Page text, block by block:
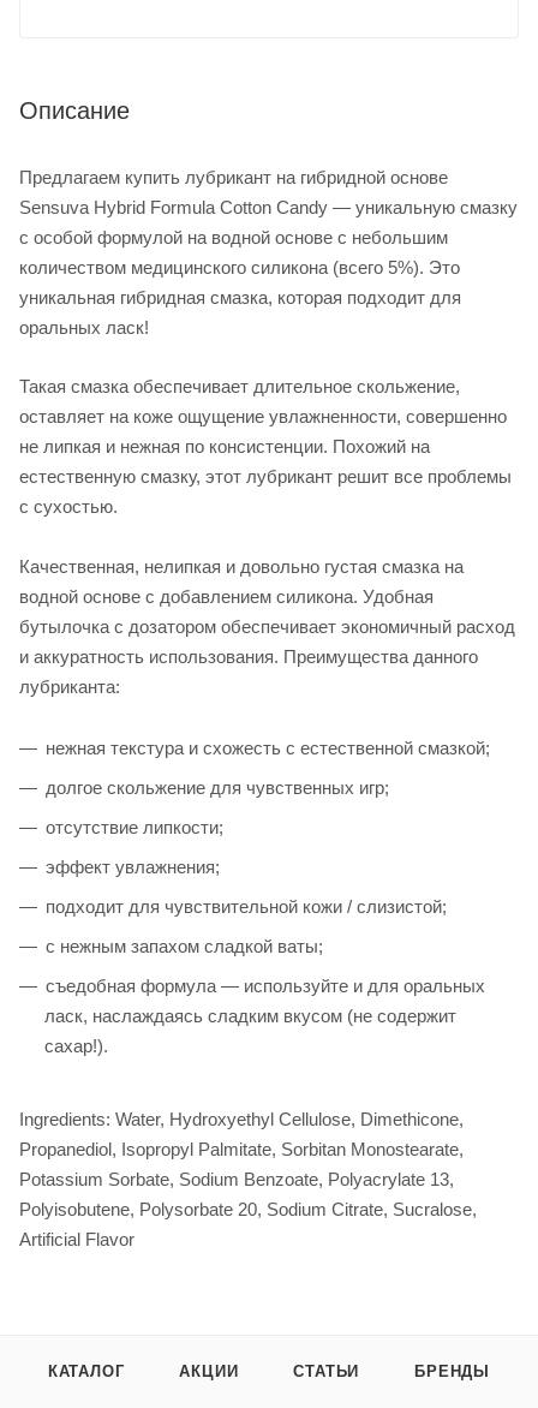
Описание
Предлагаем купить лубрикант на гибридной основе
Sensuva Hybrid Formula Cotton Candy — уникальную смазку
с особой формулой на водной основе с небольшим
количеством медицинского силикона (всего 5%). Это
уникальная гибридная смазка, которая подходит для
оральных ласк!
Такая смазка обеспечивает длительное скольжение,
оставляет на коже ощущение увлажненности, совершенно
не липкая и нежная по консистенции. Похожий на
естественную смазку, этот лубрикант решит все проблемы
с сухостью.
Качественная, нелипкая и довольно густая смазка на
водной основе с добавлением силикона. Удобная
бутылочка с дозатором обеспечивает экономичный расход
и аккуратность использования. Преимущества данного
лубриканта:
нежная текстура и схожесть с естественной смазкой;
долгое скольжение для чувственных игр;
отсутствие липкости;
эффект увлажнения;
подходит для чувствительной кожи / слизистой;
c нежным запахом сладкой ваты;
съедобная формула — используйте и для оральных
ласк, наслаждаясь сладким вкусом (не содержит
сахар!).
Ingredients: Water, Hydroxyethyl Cellulose, Dimethicone,
Propanediol, Isopropyl Palmitate, Sorbitan Monostearate,
Potassium Sorbate, Sodium Benzoate, Polyacrylate 13,
Polyisobutene, Polysorbate 20, Sodium Citrate, Sucralose,
Artificial Flavor
КАТАЛОГ АКЦИИ СТАТЬИ БРЕНДЫ